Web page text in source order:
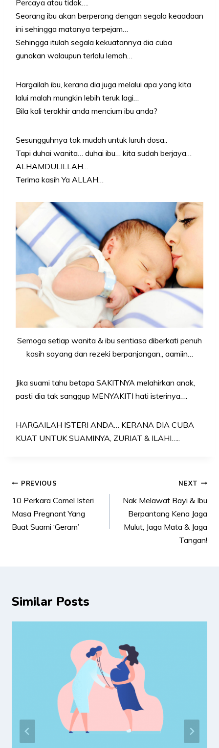
Percaya atau tidak….
Seorang ibu akan berperang dengan segala keaadaan
ini sehingga matanya terpejam…
Sehingga itulah segala kekuatannya dia cuba
gunakan walaupun terlalu lemah…
Hargailah ibu, kerana dia juga melalui apa yang kita
lalui malah mungkin lebih teruk lagi…
Bila kali terakhir anda mencium ibu anda?
Sesungguhnya tak mudah untuk luruh dosa..
Tapi duhai wanita… duhai ibu… kita sudah berjaya…
ALHAMDULILLAH…
Terima kasih Ya ALLAH…
Semoga setiap wanita & ibu sentiasa diberkati penuh
kasih sayang dan rezeki berpanjangan,, aamiin…
Jika suami tahu betapa SAKITNYA melahirkan anak,
pasti dia tak sanggup MENYAKITI hati isterinya….
HARGAILAH ISTERI ANDA… KERANA DIA CUBA
KUAT UNTUK SUAMINYA, ZURIAT & ILAHI…..
Post
navigation
PREVIOUS
10 Perkara Comel Isteri
Masa Pregnant Yang
Buat Suami ‘Geram’
NEXT
Nak Melawat Bayi & Ibu
Berpantang Kena Jaga
Mulut, Jaga Mata & Jaga
Tangan!
Similar Posts